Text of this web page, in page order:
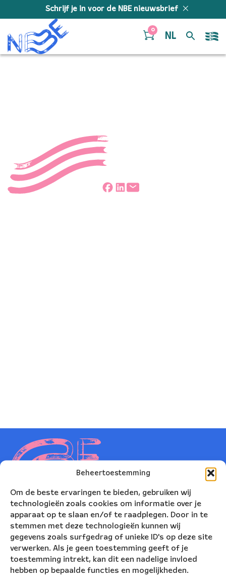
Beheertoestemming
Om de beste ervaringen te bieden, gebruiken wij
technologieën zoals cookies om informatie over je
apparaat op te slaan en/of te raadplegen. Door in te
stemmen met deze technologieën kunnen wij
gegevens zoals surfgedrag of unieke ID's op deze site
verwerken. Als je geen toestemming geeft of je
toestemming intrekt, kan dit een nadelige invloed
hebben op bepaalde functies en mogelijkheden.
Schrijf je in voor de NBE nieuwsbrief
0
NL
Nederlands Blazers Ensemble